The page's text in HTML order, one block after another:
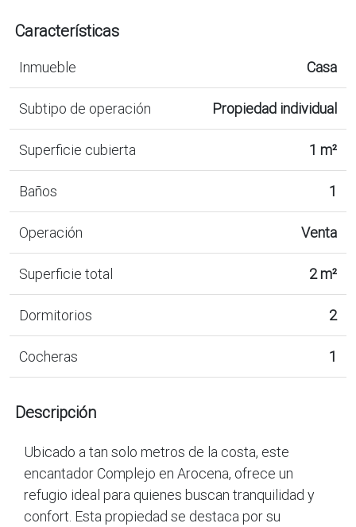
Características
Inmueble Casa
Subtipo de operación Propiedad individual
Superficie cubierta 1 m²
Baños 1
Operación Venta
Superficie total 2 m²
Dormitorios 2
Cocheras 1
Descripción
Ubicado a tan solo metros de la costa, este
encantador Complejo en Arocena, ofrece un
refugio ideal para quienes buscan tranquilidad y
confort. Esta propiedad se destaca por su